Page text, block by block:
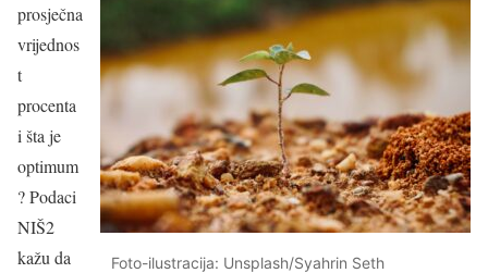
Foto-ilustracija: Unsplash/Syahrin Seth
prosječna
vrijednos
t
procenta
i šta je
optimum
? Podaci
NIŠ2
kažu da